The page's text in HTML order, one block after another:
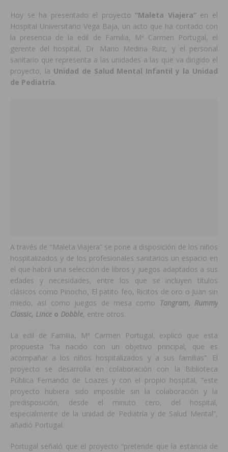
Hoy se ha presentado el proyecto“Maleta Viajera”en el
Hospital Universitario Vega Baja, un acto que ha contado con
la presencia de la edil de Familia, Mª Carmen Portugal, el
gerente del hospital, Dr. Mario Medina Ruiz, y el personal
sanitario que representa a las unidades a las que va dirigido el
proyecto, la Unidad de Salud Mental Infantil y la Unidad
de Pediatría.
A través de “Maleta Viajera” se pone a disposición de los niños
hospitalizados y de los profesionales sanitarios un espacio en
el que habrá una selección de libros y juegos adaptados a sus
edades y necesidades, entre los que se incluyen títulos
clásicos como Pinocho, El patito feo, Ricitos de oro o Juan sin
miedo, así como juegos de mesa como Tangram, Rummy
Classic, Lince o Dobble, entre otros.
La edil de Familia, Mª Carmen Portugal, explicó que esta
propuesta “ha nacido con un objetivo principal, que es
acompañar a los niños hospitalizados y a sus familias”. El
proyecto se desarrolla en colaboración con la Biblioteca
Pública Fernando de Loazes y con el propio hospital, “este
proyecto hubiera sido imposible sin la colaboración y la
predisposición, desde el minuto cero, del hospital,
especialmente de la unidad de Pediatría y de Salud Mental”,
añadió Portugal.
Portugal señaló que el proyecto “pretende que la estancia de